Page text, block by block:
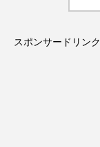
スポンサードリンク